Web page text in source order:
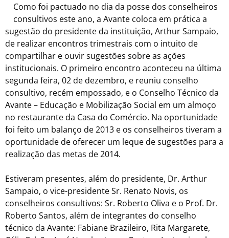
Como foi pactuado no dia da posse dos conselheiros
consultivos este ano, a Avante coloca em prática a
sugestão do presidente da instituição, Arthur Sampaio,
de realizar encontros trimestrais com o intuito de
compartilhar e ouvir sugestões sobre as ações
institucionais. O primeiro encontro aconteceu na última
segunda feira, 02 de dezembro, e reuniu conselho
consultivo, recém empossado, e o Conselho Técnico da
Avante – Educação e Mobilização Social em um almoço
no restaurante da Casa do Comércio. Na oportunidade
foi feito um balanço de 2013 e os conselheiros tiveram a
oportunidade de oferecer um leque de sugestões para a
realização das metas de 2014.
Estiveram presentes, além do presidente, Dr. Arthur
Sampaio, o vice-presidente Sr. Renato Novis, os
conselheiros consultivos: Sr. Roberto Oliva e o Prof. Dr.
Roberto Santos, além de integrantes do conselho
técnico da Avante: Fabiane Brazileiro, Rita Margarete,